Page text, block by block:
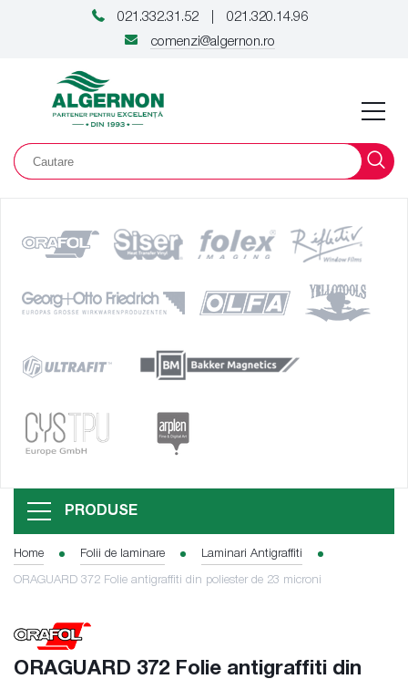
021.332.31.52
021.320.14.96
comenzi@algernon.ro
PRODUSE
Home Folii de laminare Laminari Antigraffiti
ORAGUARD 372 Folie antigraffiti din poliester de 23 microni
ORAGUARD 372 Folie antigraffiti din